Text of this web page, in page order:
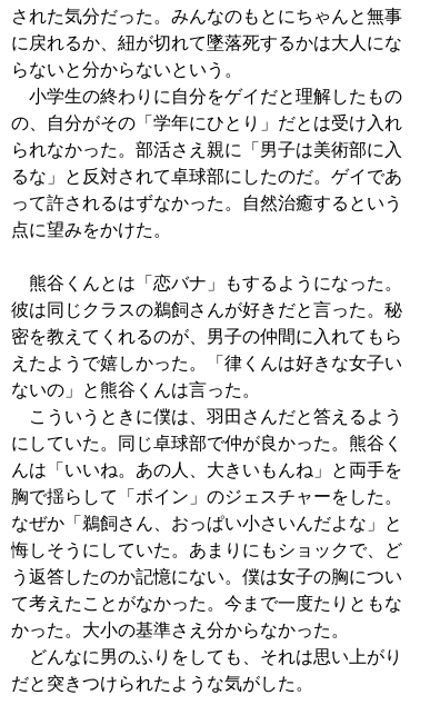
された気分だった。みんなのもとにちゃんと無事
に戻れるか、紐が切れて墜落死するかは大人にな
らないと分からないという。
小学生の終わりに自分をゲイだと理解したもの
の、自分がその「学年にひとり」だとは受け入れ
られなかった。部活さえ親に「男子は美術部に入
るな」と反対されて卓球部にしたのだ。ゲイであ
って許されるはずなかった。自然治癒するという
点に望みをかけた。
熊谷くんとは「恋バナ」もするようになった。
彼は同じクラスの鵜飼さんが好きだと言った。秘
密を教えてくれるのが、男子の仲間に入れてもら
えたようで嬉しかった。「律くんは好きな女子い
ないの」と熊谷くんは言った。
こういうときに僕は、羽田さんだと答えるよう
にしていた。同じ卓球部で仲が良かった。熊谷く
んは「いいね。あの人、大きいもんね」と両手を
胸で揺らして「ボイン」のジェスチャーをした。
なぜか「鵜飼さん、おっぱい小さいんだよな」と
悔しそうにしていた。あまりにもショックで、ど
う返答したのか記憶にない。僕は女子の胸につい
て考えたことがなかった。今まで一度たりともな
かった。大小の基準さえ分からなかった。
どんなに男のふりをしても、それは思い上がり
だと突きつけられたような気がした。